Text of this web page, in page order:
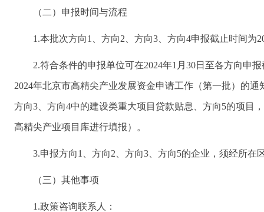
（二）申报时间与流程
1.本批次方向1、方向2、方向3、方向4申报截止时间为
2.符合条件的申报单位可在2024年1月30日至各方向申
2024年北京市高精尖产业发展资金申请工作（第一批）的
方向3、方向4中的建设类重大项目贷款贴息、方向5的项目
高精尖产业项目库进行填报）。
3.申报方向1、方向2、方向3、方向5的企业，须经所在
（三）其他事项
1.政策咨询联系人：